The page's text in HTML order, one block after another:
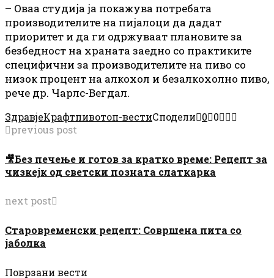
– Оваа студија ја покажува потребата
производителите на пијалоци да дадат
приоритет и да ги одржуваат плановите за
безбедност на храната заедно со практиките
специфични за производителите на пиво со
низок процент на алкохол и безалкохолно пиво,
рече др. Чарлс-Вегдал.
ЗдравјеКрафтпивотоп-вестиСподели 0 0
previous post
🎥Без печење и готов за кратко време: Рецепт за
чизкејк од светски позната слаткарка
next post
Старовременски рецепт: Совршена пита со
јаболка
Поврзани вести